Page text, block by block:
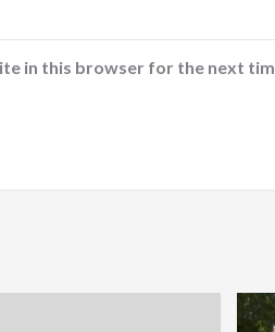
in this browser for the next